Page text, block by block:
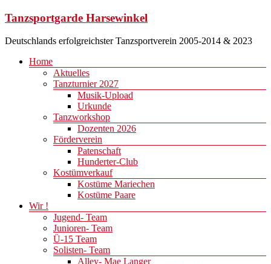
Zum
springen
Tanzsportgarde Harsewinkel
Deutschlands erfolgreichster Tanzsportverein 2005-2014 & 2023
Menü
Home
Aktuelles
Tanzturnier 2027
Musik-Upload
Urkunde
Tanzworkshop
Dozenten 2026
Förderverein
Patenschaft
Hunderter-Club
Kostümverkauf
Kostüme Mariechen
Kostüme Paare
Wir !
Jugend- Team
Junioren- Team
Ü-15 Team
Solisten- Team
Alley- Mae Langer